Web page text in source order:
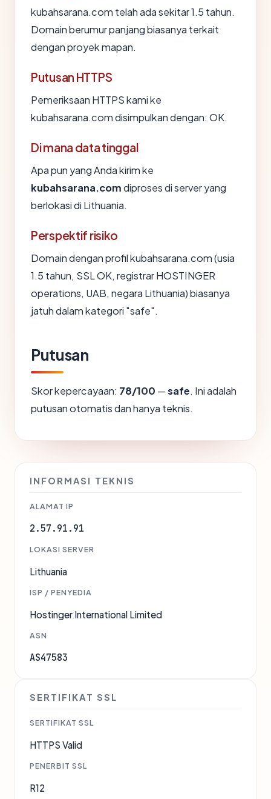
kubahsarana.com telah ada sekitar 1.5 tahun.
Domain berumur panjang biasanya terkait
dengan proyek mapan.
Putusan HTTPS
Pemeriksaan HTTPS kami ke
kubahsarana.com disimpulkan dengan: OK.
Di mana data tinggal
Apa pun yang Anda kirim ke
kubahsarana.comdiproses di server yang
berlokasi di Lithuania.
Perspektif risiko
Domain dengan profil kubahsarana.com (usia
1.5 tahun, SSL OK, registrar HOSTINGER
operations, UAB, negara Lithuania) biasanya
jatuh dalam kategori "safe".
Putusan
Skor kepercayaan: 78/100 —safe. Ini adalah
putusan otomatis dan hanya teknis.
INFORMASI TEKNIS
ALAMAT IP
2.57.91.91
LOKASI SERVER
Lithuania
ISP / PENYEDIA
Hostinger International Limited
ASN
AS47583
SERTIFIKAT SSL
SERTIFIKAT SSL
HTTPS Valid
PENERBIT SSL
R12